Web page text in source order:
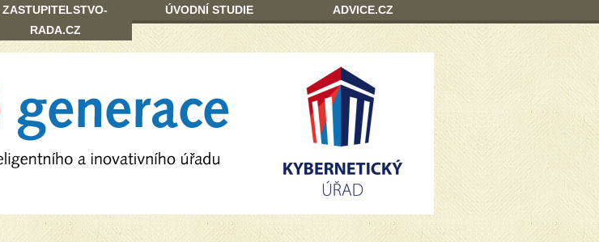
ZASTUPITELSTVO-
RADA.CZ
ÚVODNÍ STUDIE ADVICE.CZ